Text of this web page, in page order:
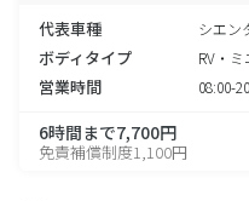
代表車種 シエン
ボディタイプ RV・
営業時間 08:00-
6時間まで7,700円
免責補償制度1,100円